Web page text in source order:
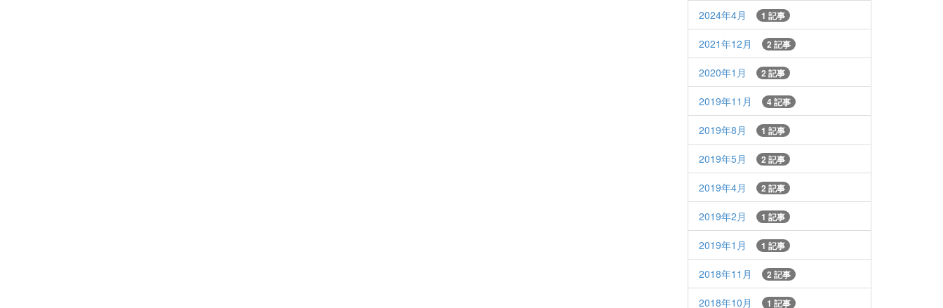
2024年4月 1 記事
2021年12月 2 記事
2020年1月 2 記事
2019年11月 4 記事
2019年8月 1 記事
2019年5月 2 記事
2019年4月 2 記事
2019年2月 1 記事
2019年1月 1 記事
2018年11月 2 記事
2018年10月 1 記事